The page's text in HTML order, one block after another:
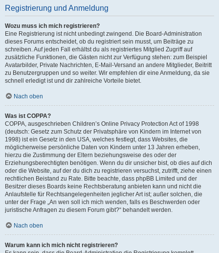
Registrierung und Anmeldung
Wozu muss ich mich registrieren?
Eine Registrierung ist nicht unbedingt zwingend. Die Board-Administration
dieses Forums entscheidet, ob du registriert sein musst, um Beiträge zu
schreiben. Auf jeden Fall erhältst du als registriertes Mitglied Zugriff auf
zusätzliche Funktionen, die Gästen nicht zur Verfügung stehen: zum Beispiel
Avatarbilder, Private Nachrichten, E-Mail-Versand an andere Mitglieder, Beitritt
zu Benutzergruppen und so weiter. Wir empfehlen dir eine Anmeldung, da sie
schnell erledigt ist und dir zahlreiche Vorteile bietet.
Nach oben
Was ist COPPA?
COPPA, ausgeschrieben Children’s Online Privacy Protection Act of 1998
(deutsch: Gesetz zum Schutz der Privatsphäre von Kindern im Internet von
1998) ist ein Gesetz in den USA, welches festlegt, dass Websites, die
möglicherweise persönliche Daten von Kindern unter 13 Jahren erheben,
hierzu die Zustimmung der Eltern beziehungsweise des oder der
Erziehungsberechtigten benötigen. Wenn du dir unsicher bist, ob dies auf dich
oder die Website, auf der du dich zu registrieren versuchst, zutrifft, ziehe einen
rechtlichen Beistand zu Rate. Bitte beachte, dass phpBB Limited und der
Besitzer dieses Boards keine Rechtsberatung anbieten kann und nicht die
Anlaufstelle für Rechtsangelegenheiten jeglicher Art ist; außer solchen, die
unter der Frage „An wen soll ich mich wenden, falls es Beschwerden oder
juristische Anfragen zu diesem Forum gibt?“ behandelt werden.
Nach oben
Warum kann ich mich nicht registrieren?